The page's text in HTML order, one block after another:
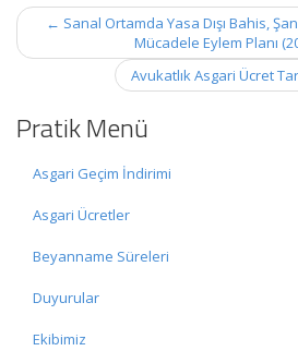
Post
navigation
← Sanal Ortamda Yasa Dışı Bahis,
Mücadele Eylem Planı
Avukatlık Asgari Ücret
Pratik Menü
Asgari Geçim İndirimi
Asgari Ücretler
Beyanname Süreleri
Duyurular
Ekibimiz